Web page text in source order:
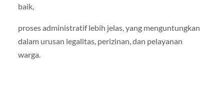
baik,
proses administratif lebih jelas, yang menguntungkan
dalam urusan legalitas, perizinan, dan pelayanan
warga.